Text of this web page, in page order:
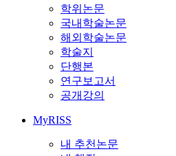
학위논문
국내학술논문
해외학술논문
학술지
단행본
연구보고서
공개강의
MyRISS
내 추천논문